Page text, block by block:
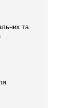
та